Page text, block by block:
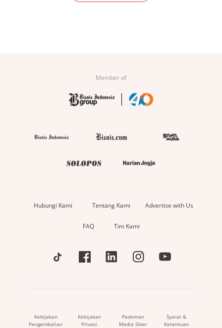
Member of
Hubungi Kami Tentang Kami Advertise with Us
FAQ Tim Kami
Kebijakan
Pengembalian
Kebijakan
Privasi
Pedoman
Media Siber
Syarat &
Ketentuan